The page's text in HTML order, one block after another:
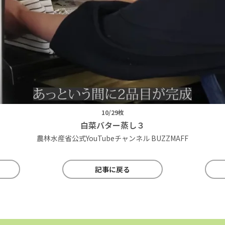
10/29枚
白菜バター蒸し３
農林水産省公式YouTubeチャンネル BUZZMAFF
記事に戻る